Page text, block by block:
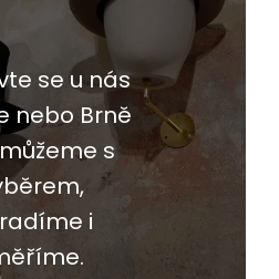
se u nás
nebo Brně
s
i